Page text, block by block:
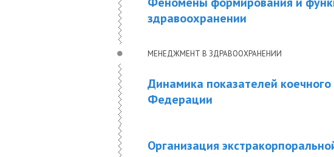
здравоохранении
МЕНЕДЖМЕНТ В ЗДРАВООХРАНЕНИИ
Динамика показателей
Федерации
Организация